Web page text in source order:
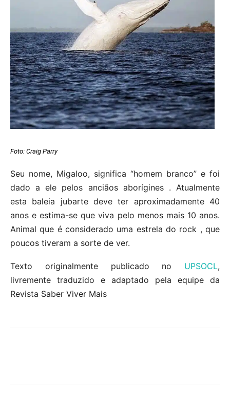
Foto: Craig Parry
Seu nome, Migaloo, significa “homem branco” e foi
dado a ele pelos anciãos aborígines . Atualmente
esta baleia jubarte deve ter aproximadamente 40
anos e estima-se que viva pelo menos mais 10 anos.
Animal que é considerado uma estrela do rock , que
poucos tiveram a sorte de ver.
Texto originalmente publicado no UPSOCL,
livremente traduzido e adaptado pela equipe da
Revista Saber Viver Mais